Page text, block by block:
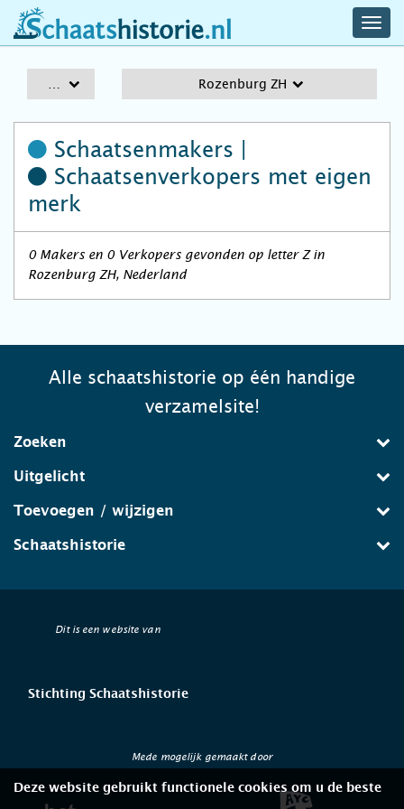
schaatshistorie.nl
Rozenburg ZH
Schaatsenmakers |
Schaatsenverkopers met eigen
merk
0 Makers en 0 Verkopers gevonden op letter Z in
Rozenburg ZH, Nederland
Alle schaatshistorie op één handige
verzamelsite!
Zoeken
Uitgelicht
Toevoegen / wijzigen
Schaatshistorie
Dit is een website van
Stichting Schaatshistorie
Mede mogelijk gemaakt door
Deze website gebruikt functionele cookies om u de beste